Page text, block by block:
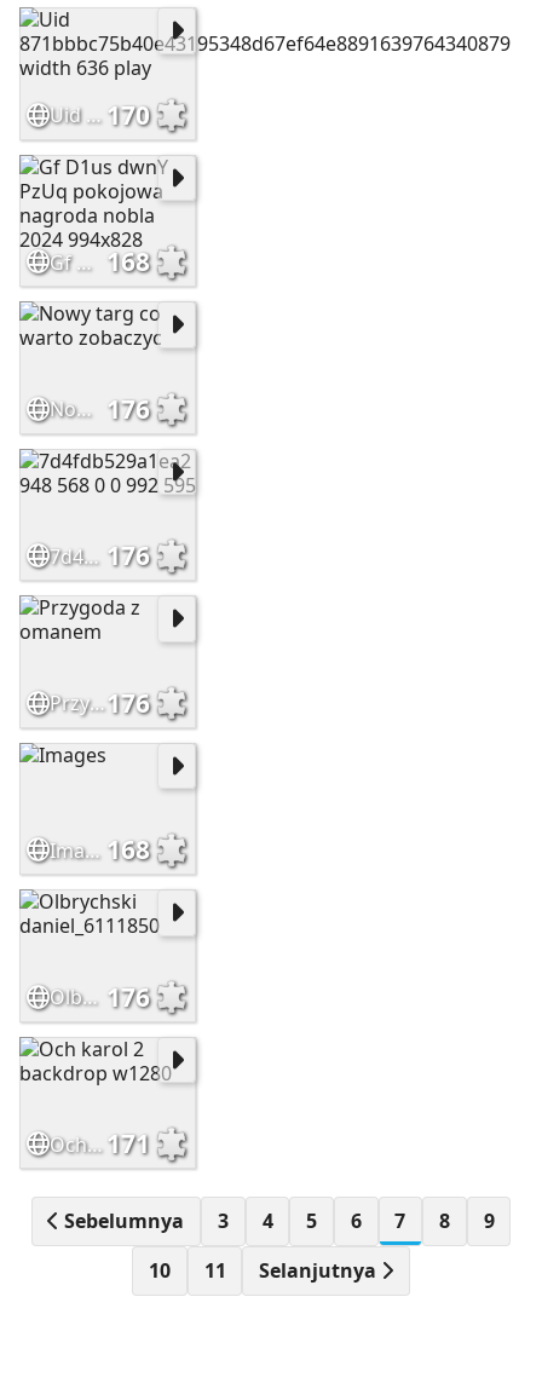
Uid 871bbbc75b40e43195348d67ef64e8891639764340879 width 636 play 170
Gf D1us dwnY PzUq pokojowa nagroda nobla 2024 994x828 168
Nowy targ co warto zobaczyc 176
7d4fdb529a1ea2 948 568 0 0 992 595 176
Przygoda z omanem176
Images 168
Olbrychski daniel_6111850 176
Och karol 2 backdrop w1280 171
Sebelumnya 3 4 5 6 7 8
9
10
11 Selanjutnya